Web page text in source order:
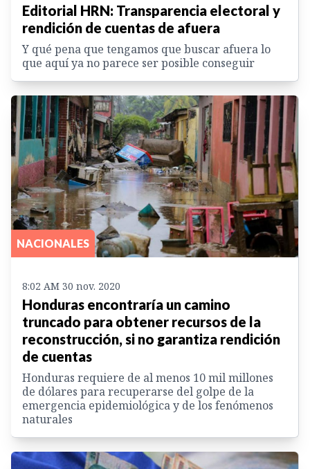
Editorial HRN: Transparencia electoral y
rendición de cuentas de afuera
Y qué pena que tengamos que buscar afuera lo
que aquí ya no parece ser posible conseguir
NACIONALES
8:02 AM 30 nov. 2020
Honduras encontraría un camino
truncado para obtener recursos de la
reconstrucción, si no garantiza rendición
de cuentas
Honduras requiere de al menos 10 mil millones
de dólares para recuperarse del golpe de la
emergencia epidemiológica y de los fenómenos
naturales